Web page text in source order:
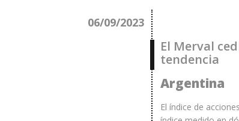
06/09/2023
El Merval
tendencia
Argentina
El índice de